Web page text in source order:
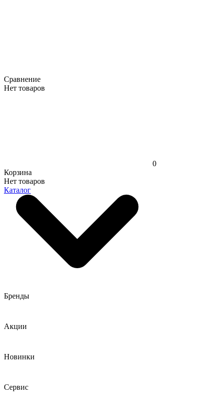
Сравнение
Нет товаров
0
Корзина
Нет товаров
Каталог
Бренды
Акции
Новинки
Сервис